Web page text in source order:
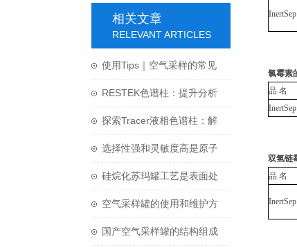
相关文章
RELEVANT ARTICLES
使用Tips｜空气采样的常见
问题-苏玛罐及阀门
RESTEK色谱柱：提升分析
精确性的革新之道
探索Tracer液相色谱柱：解
析复杂混合物的利器
选择性强和灵敏度高是原子
吸收分光光度计的两大特点
硅烷化苏玛罐工艺是表面处
理技术发展的一个新方向
空气采样罐的使用和维护方
法
国产空气采样罐的结构组成
氯霉素
品 名
双氢链
品 名